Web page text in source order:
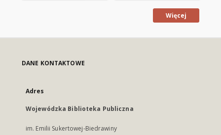
Więcej
DANE KONTAKTOWE
Adres
Wojewódzka Biblioteka Publiczna
im. Emilii Sukertowej-Biedrawiny